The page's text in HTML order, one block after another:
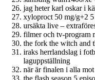
jag heter karl oskar i
xyloproct 50 mg/g+2
ursäkta live –
filmer och tv-program
the fork the witch and
iraks herrlandslag i
laguppställning
när är finalen i alla
the flash season 5